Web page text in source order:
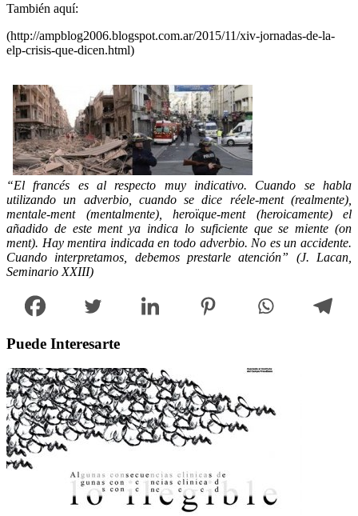
También aquí:
(http://ampblog2006.blogspot.com.ar/2015/11/xiv-jornadas-de-la-
elp-crisis-que-dicen.html)
“El francés es al respecto muy indicativo. Cuando se habla
utilizando un adverbio, cuando se dice réele-ment (realmente),
mentale-ment (mentalmente), heroïque-ment (heroicamente) el
añadido de este ment ya indica lo suficiente que se miente (on
ment). Hay mentira indicada en todo adverbio. No es un accidente.
Cuando interpretamos, debemos prestarle atención” (J. Lacan,
Seminario XXIII)
Puede Interesarte